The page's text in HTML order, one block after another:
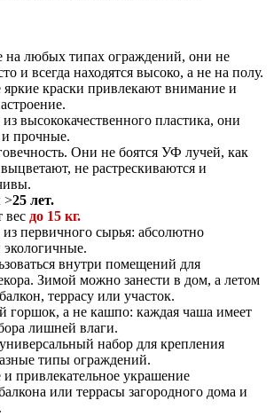
на любых типах ограждений, они не
и всегда находятся высоко, а не на полу.
краски привлекают внимание и
высококачественного пластика, они
и прочные.
Они не боятся УФ лучей, как
не растрескиваются и
>25 лет.
вес до 15 кг.
первичного сырья: абсолютно
экологичные.
внутри помещений для
Зимой можно занести в дом, а летом
террасу или участок.
горшок, а не кашпо: каждая чаша имеет
лишней влаги.
набор для крепления
типы ограждений.
привлекательное украшение
или террасы загородного дома и